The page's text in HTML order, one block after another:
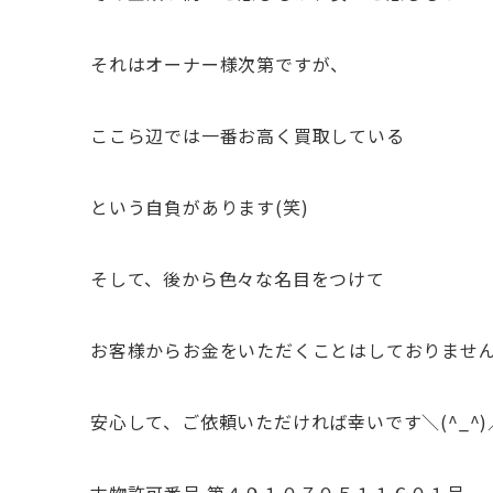
それはオーナー様次第ですが、
ここら辺では一番お高く買取している
という自負があります(笑)
そして、後から色々な名目をつけて
お客様からお金をいただくことはしておりませ
安心して、ご依頼いただければ幸いです＼(^_^)